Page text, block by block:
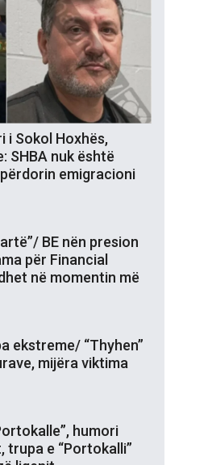
i Sokol Hoxhës,
SHBA nuk është
emigracioni
BE nën presion
për Financial
në momentin më
ekstreme/ “Thyhen”
mijëra viktima
humori
trupa e “Portokalli”